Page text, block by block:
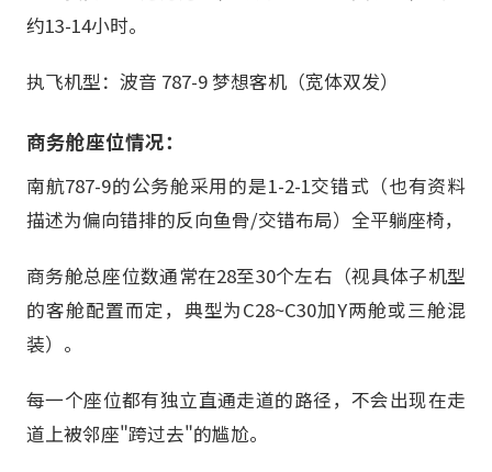
约13-14小时。
执飞机型：波音 787-9 梦想客机（宽体双发）
商务舱座位情况：
南航787-9的公务舱采用的是1-2-1交错式（也有资料
描述为偏向错排的反向鱼骨/交错布局）全平躺座椅，
商务舱总座位数通常在28至30个左右（视具体子机型
的客舱配置而定，典型为C28~C30加Y两舱或三舱混
装）。
每一个座位都有独立直通走道的路径，不会出现在走
道上被邻座"跨过去"的尴尬。